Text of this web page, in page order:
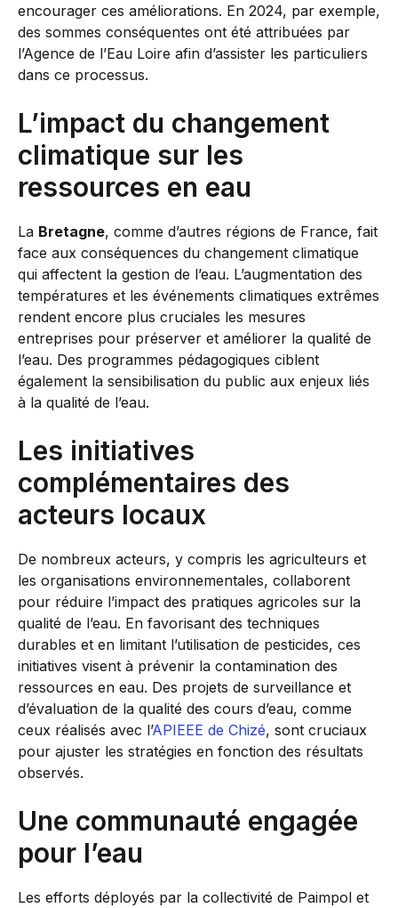
encourager ces améliorations. En 2024, par exemple,
des sommes conséquentes ont été attribuées par
l’Agence de l’Eau Loire afin d’assister les particuliers
dans ce processus.
L’impact du changement
climatique sur les
ressources en eau
La Bretagne, comme d’autres régions de France, fait
face aux conséquences du changement climatique
qui affectent la gestion de l’eau. L’augmentation des
températures et les événements climatiques extrêmes
rendent encore plus cruciales les mesures
entreprises pour préserver et améliorer la qualité de
l’eau. Des programmes pédagogiques ciblent
également la sensibilisation du public aux enjeux liés
à la qualité de l’eau.
Les initiatives
complémentaires des
acteurs locaux
De nombreux acteurs, y compris les agriculteurs et
les organisations environnementales, collaborent
pour réduire l’impact des pratiques agricoles sur la
qualité de l’eau. En favorisant des techniques
durables et en limitant l’utilisation de pesticides, ces
initiatives visent à prévenir la contamination des
ressources en eau. Des projets de surveillance et
d’évaluation de la qualité des cours d’eau, comme
ceux réalisés avec l’APIEEE de Chizé, sont cruciaux
pour ajuster les stratégies en fonction des résultats
observés.
Une communauté engagée
pour l’eau
Les efforts déployés par la collectivité de Paimpol et